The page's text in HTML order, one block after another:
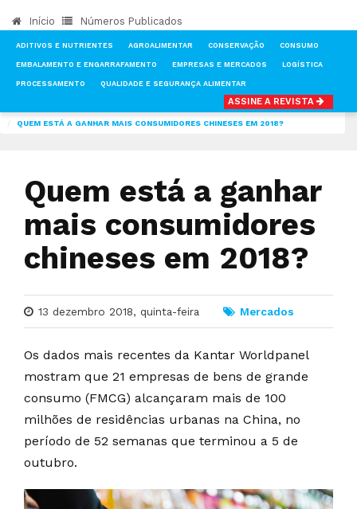
Início Números Publicados
ADITIVOS E NUTRIENTES AGROALIMENTAR CONSERVAÇÃO CONSUMO
EMBALAMENTO E ENGARRAFAMENTO EMPRESAS E MERCADOS LOGÍSTICA
PROCESSAMENTO QUALIDADE E SEGURANÇA ALIMENTAR
ASSINE A REVISTA
QUEM ESTÁ A GANHAR MAIS CONSUMIDORES CHINESES EM 2018?
Quem está a ganhar
mais consumidores
chineses em 2018?
13 dezembro 2018, quinta-feira Mercados
Os dados mais recentes da Kantar Worldpanel
mostram que 21 empresas de bens de grande
consumo (FMCG) alcançaram mais de 100
milhões de residências urbanas na China, no
período de 52 semanas que terminou a 5 de
outubro.